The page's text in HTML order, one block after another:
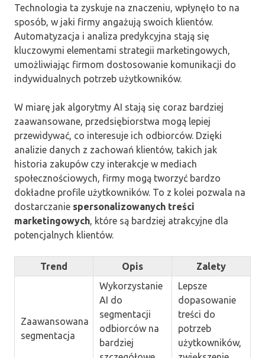
Technologia ta zyskuje na znaczeniu, wpłynęło to na
sposób, w jaki firmy angażują swoich klientów.
Automatyzacja i analiza predykcyjna stają się
kluczowymi elementami strategii marketingowych,
umożliwiając firmom dostosowanie komunikacji do
indywidualnych potrzeb użytkowników.
W miarę jak algorytmy AI stają się coraz bardziej
zaawansowane, przedsiębiorstwa mogą lepiej
przewidywać, co interesuje ich odbiorców. Dzięki
analizie danych z zachowań klientów, takich jak
historia zakupów czy interakcje w mediach
społecznościowych, firmy mogą tworzyć bardzo
dokładne profile użytkowników. To z kolei pozwala na
dostarczanie spersonalizowanych treści
marketingowych, które są bardziej atrakcyjne dla
potencjalnych klientów.
Trend Opis Zalety
Zaawansowana
segmentacja
Wykorzystanie
AI do
segmentacji
odbiorców na
bardziej
Lepsze
dopasowanie
treści do
potrzeb
użytkowników,